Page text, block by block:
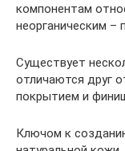
компонентам
неорганическим –
Существует
отличаются друг
покрытием и
Ключом к